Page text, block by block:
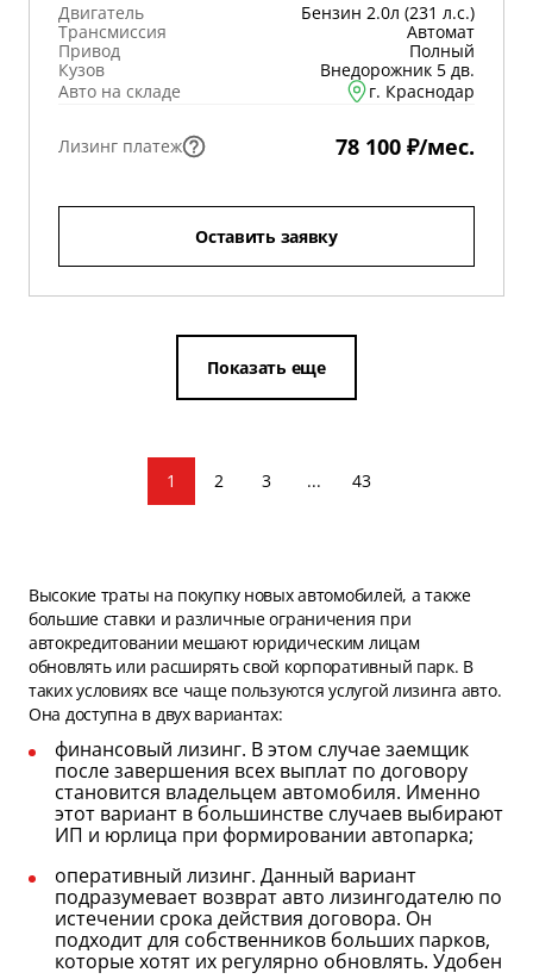
Двигатель
Бензин 2.0л (231 л.с.)
Трансмиссия
Автомат
Привод
Полный
Кузов
Внедорожник 5 дв.
Авто на складе
г. Краснодар
Лизинг платеж 78 100 ₽/мес.
Оставить заявку
Показать еще
1 2 3 ... 43
Высокие траты на покупку новых автомобилей, а также
большие ставки и различные ограничения при
автокредитовании мешают юридическим лицам
обновлять или расширять свой корпоративный парк. В
таких условиях все чаще пользуются услугой лизинга авто.
Она доступна в двух вариантах:
финансовый лизинг. В этом случае заемщик
после завершения всех выплат по договору
становится владельцем автомобиля. Именно
этот вариант в большинстве случаев выбирают
ИП и юрлица при формировании автопарка;
оперативный лизинг. Данный вариант
подразумевает возврат авто лизингодателю по
истечении срока действия договора. Он
подходит для собственников больших парков,
которые хотят их регулярно обновлять. Удобен